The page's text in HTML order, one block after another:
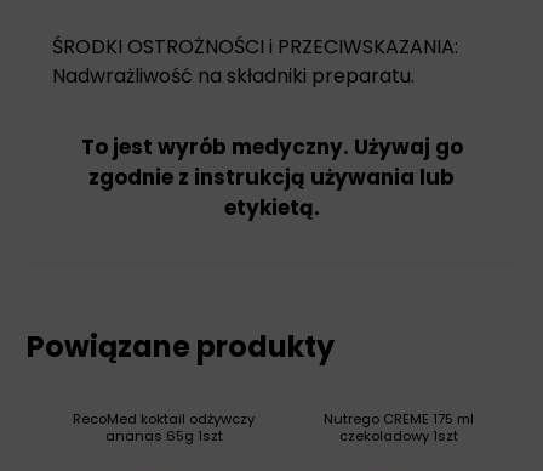
ŚRODKI OSTROŻNOŚCI i PRZECIWSKAZANIA:
Nadwrażliwość na składniki preparatu.
To jest wyrób medyczny. Używaj go
zgodnie z instrukcją używania lub
etykietą.
Powiązane produkty
Nutrego CREME 175 ml
czekoladowy 1szt
RecoMed koktail odżywczy
ananas 65g 1szt